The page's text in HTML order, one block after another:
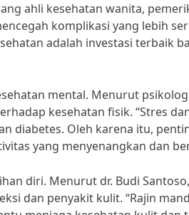
ahli kesehatan wanita,
komplikasi yang lebih
adalah investasi terbaik
mental. Menurut psikolog
kesehatan fisik. “Stres
diabetes. Oleh karena itu,
yang menyenangkan dan
diri. Menurut dr. Budi
dan penyakit kulit. “Rajin